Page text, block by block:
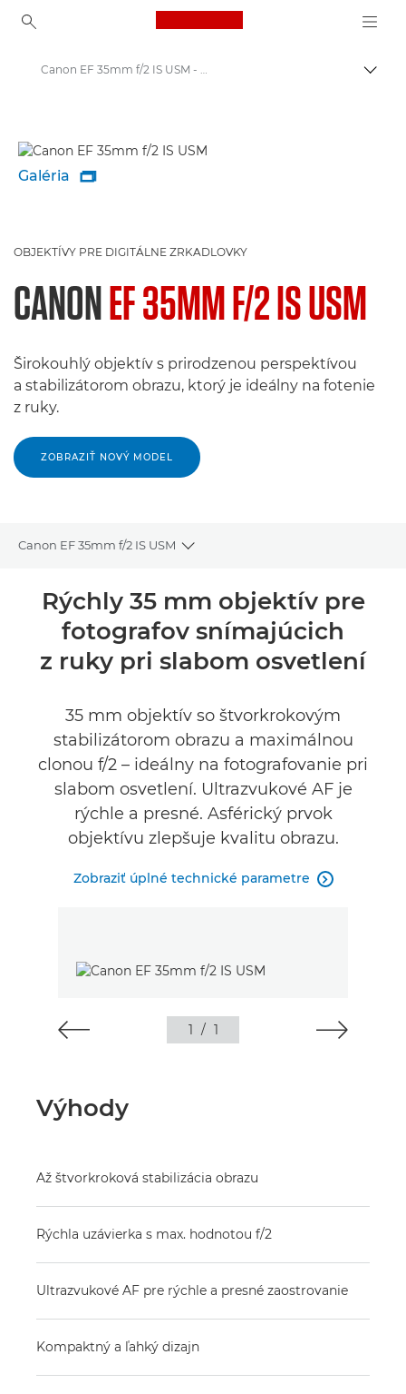
Canon Logo, back to
Canon EF 35mm f/2 IS USM - Objektívy – objektívy pre kamery a fotoaparáty
Galéria 
OBJEKTÍVY PRE DIGITÁLNE ZRKADLOVKY
CANONEF 35MM F/2 IS USM
Širokouhlý objektív s prirodzenou perspektívou
a stabilizátorom obrazu, ktorý je ideálny na fotenie
z ruky.
ZOBRAZIŤ NOVÝ MODEL
Canon EF 35mm f/2 IS USM
Toggle breadcrumbs
Prehľad
Technické parametre
Rýchly 35 mm objektív pre
fotografov snímajúcich
z ruky pri slabom osvetlení
35 mm objektív so štvorkrokovým
stabilizátorom obrazu a maximálnou
clonou f/2 – ideálny na fotografovanie pri
slabom osvetlení. Ultrazvukové AF je
rýchle a presné. Asférický prvok
objektívu zlepšuje kvalitu obrazu.
Zobraziť úplné technické parametre 
1 / 1
Výhody
Až štvorkroková stabilizácia obrazu
Rýchla uzávierka s max. hodnotou f/2
Ultrazvukové AF pre rýchle a presné zaostrovanie
Kompaktný a ľahký dizajn